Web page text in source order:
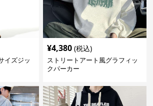
イズジッ
¥4,380 (税込)
ストリートアート風グラフィッ
クパーカー